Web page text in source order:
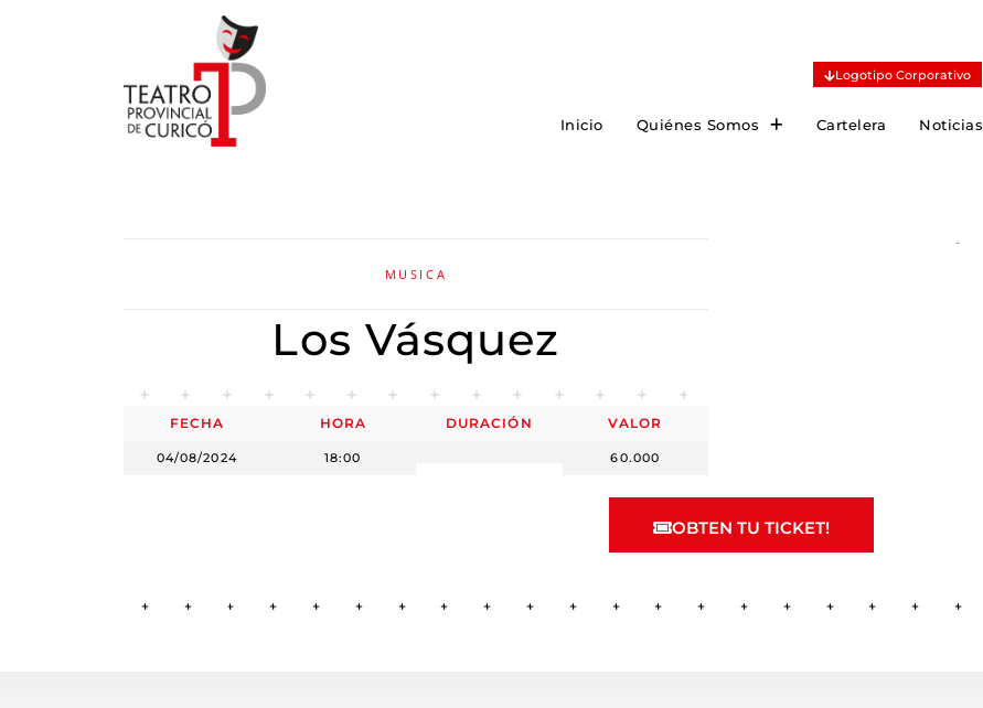
Logotipo Corporativo
Inicio Quiénes Somos Cartelera Noticias
MUSICA
Los Vásquez
FECHA
04/08/2024
HORA
18:00
DURACIÓN VALOR
60.000
OBTEN TU TICKET!